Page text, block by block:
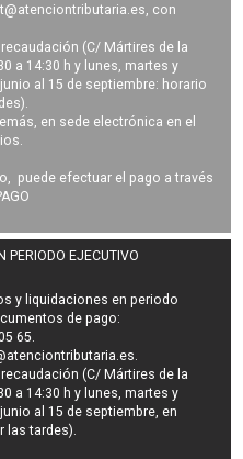
, con
(C/ Mártires de la
a 14:30 h y lunes, martes y
al 15 de septiembre: horario
en sede electrónica en el
puede efectuar el pago a través
PERIODO EJECUTIVO
y liquidaciones en periodo
de pago:
65.
.
(C/ Mártires de la
a 14:30 h y lunes, martes y
al 15 de septiembre, en
las tardes).